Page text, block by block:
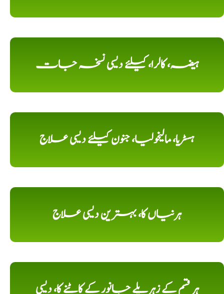
ہیضہ، کالرا، کیلئے دیسی نسخہ جات
ہسٹریا، مالیخولیا، جنون کیلئے دیسی علاج
ہرنیاں کا، بہترین دیسی علاج
ہر قسم کے زہریلے جانور کے کاٹنے کا، دیسی